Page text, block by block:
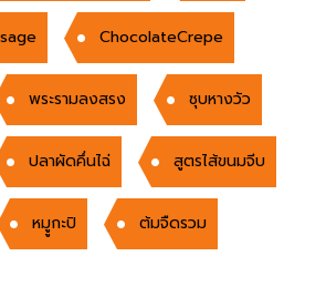
ChocolateCrepe
พระรามลงสรง ซุบหางวัว
ปลาผัดคึ่นไฉ่ สูตรไส้ขนมจีบ
หมููกะปิ ต้มจืดรวม